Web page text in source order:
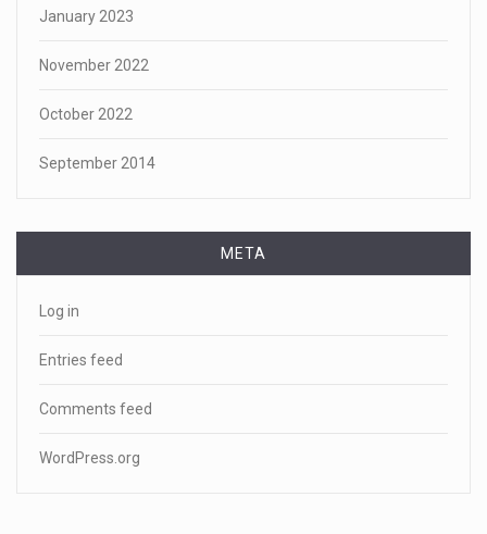
January 2023
November 2022
October 2022
September 2014
META
Log in
Entries feed
Comments feed
WordPress.org